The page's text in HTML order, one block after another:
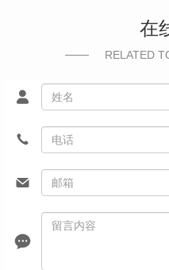
在
RELATED